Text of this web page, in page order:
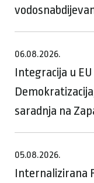
06.08.2026.
Integracija u
saradnja na
05.08.2026.
Internalizirana